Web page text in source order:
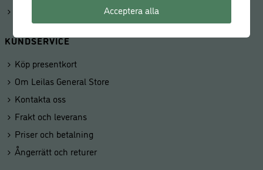
KUNDSERVICE
Köp presentkort
Om Leilas General Store
Kontakta oss
Frakt och leverans
Priser och betalning
Ångerrätt och returer
Acceptera alla